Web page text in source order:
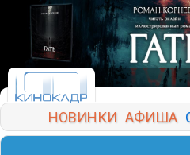
НОВИНКИ АФИША